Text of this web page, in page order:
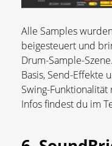
Alle Samples
beigesteuert und
Drum-Sample-
Basis, Send-Effekte
Swing-
Infos findest du im